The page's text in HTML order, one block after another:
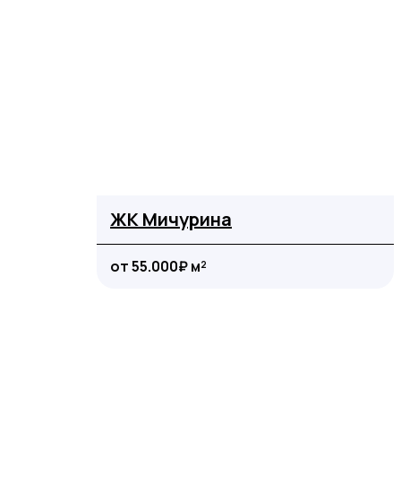
ЖК Мичурина
от 55.000₽ м²